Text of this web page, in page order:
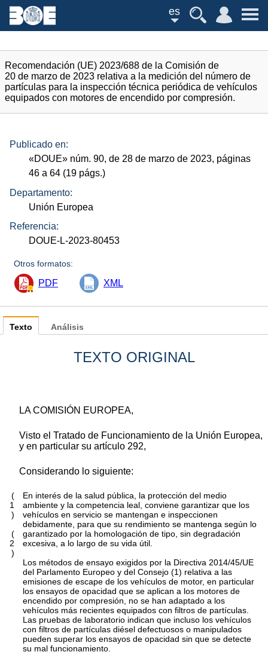
es
Recomendación (UE) 2023/688 de la Comisión de
20 de marzo de 2023 relativa a la medición del número de
partículas para la inspección técnica periódica de vehículos
equipados con motores de encendido por compresión.
Publicado en:
«DOUE» núm. 90, de 28 de marzo de 2023, páginas
46 a 64 (19 págs.)
Departamento:
Unión Europea
Referencia:
DOUE-L-2023-80453
Otros formatos:
PDF XML
Texto
TEXTO ORIGINAL
LA COMISIÓN EUROPEA,
Visto el Tratado de Funcionamiento de la Unión Europea,
y en particular su artículo 292,
Considerando lo siguiente:
(
1
)
(
2
)
En interés de la salud pública, la protección del medio
ambiente y la competencia leal, conviene garantizar que los
vehículos en servicio se mantengan e inspeccionen
debidamente, para que su rendimiento se mantenga según lo
garantizado por la homologación de tipo, sin degradación
excesiva, a lo largo de su vida útil.
Los métodos de ensayo exigidos por la Directiva 2014/45/UE
del Parlamento Europeo y del Consejo(1) relativa a las
emisiones de escape de los vehículos de motor, en particular
los ensayos de opacidad que se aplican a los motores de
encendido por compresión, no se han adaptado a los
vehículos más recientes equipados con filtros de partículas.
Las pruebas de laboratorio indican que incluso los vehículos
con filtros de partículas diésel defectuosos o manipulados
pueden superar los ensayos de opacidad sin que se detecte
su mal funcionamiento.
Análisis